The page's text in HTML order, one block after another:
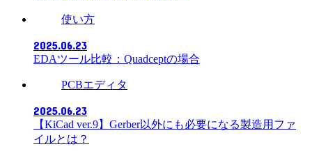
使い方
2025.06.23
EDAツール比較：Quadceptの場合
PCBエディタ
2025.06.23
【KiCad ver.9】Gerber以外にも必要になる製造用ファ
イルとは？